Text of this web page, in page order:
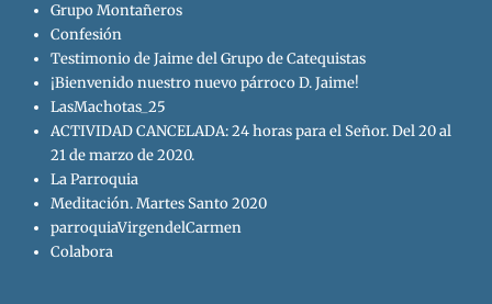
Grupo Montañeros
Confesión
Testimonio de Jaime del Grupo de Catequistas
¡Bienvenido nuestro nuevo párroco D. Jaime!
LasMachotas_25
ACTIVIDAD CANCELADA: 24 horas para el Señor. Del 20 al
21 de marzo de 2020.
La Parroquia
Meditación. Martes Santo 2020
parroquiaVirgendelCarmen
Colabora